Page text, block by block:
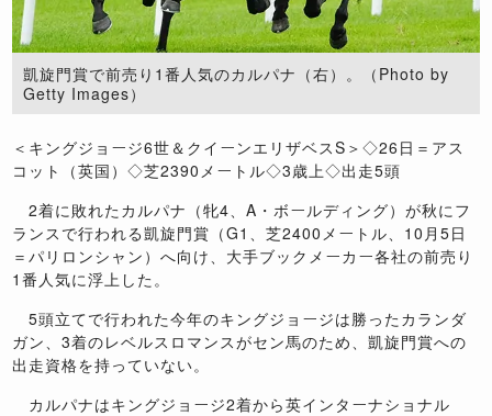
凱旋門賞で前売り1番人気のカルパナ（右）。（Photo by
Getty Images）
＜キングジョージ6世＆クイーンエリザベスS＞◇26日＝アス
コット（英国）◇芝2390メートル◇3歳上◇出走5頭
2着に敗れたカルパナ（牝4、A・ボールディング）が秋にフ
ランスで行われる凱旋門賞（G1、芝2400メートル、10月5日
＝パリロンシャン）へ向け、大手ブックメーカー各社の前売り
1番人気に浮上した。
5頭立てで行われた今年のキングジョージは勝ったカランダ
ガン、3着のレベルスロマンスがセン馬のため、凱旋門賞への
出走資格を持っていない。
カルパナはキングジョージ2着から英インターナショナル